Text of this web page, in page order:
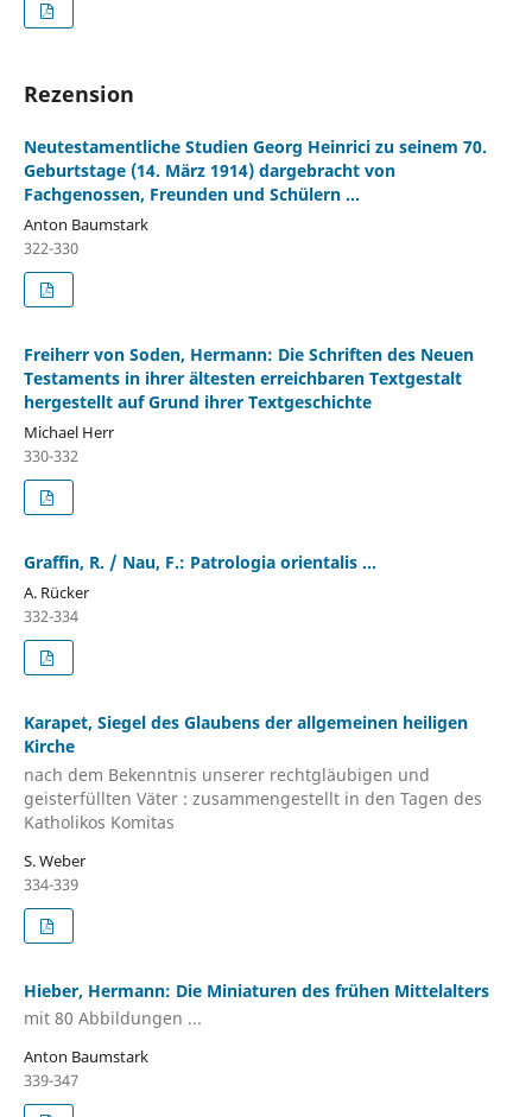
Rezension
Neutestamentliche Studien Georg Heinrici zu seinem 70.
Geburtstage (14. März 1914) dargebracht von
Fachgenossen, Freunden und Schülern ...
Anton Baumstark
322-330
Freiherr von Soden, Hermann: Die Schriften des Neuen
Testaments in ihrer ältesten erreichbaren Textgestalt
hergestellt auf Grund ihrer Textgeschichte
Michael Herr
330-332
Graffin, R. / Nau, F.: Patrologia orientalis ...
A. Rücker
332-334
Karapet, Siegel des Glaubens der allgemeinen heiligen
Kirche
nach dem Bekenntnis unserer rechtgläubigen und
geisterfüllten Väter : zusammengestellt in den Tagen des
Katholikos Komitas
S. Weber
334-339
Hieber, Hermann: Die Miniaturen des frühen Mittelalters
mit 80 Abbildungen ...
Anton Baumstark
339-347